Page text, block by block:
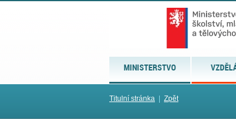
MINISTERSTVO
Titulní stránka Zpět